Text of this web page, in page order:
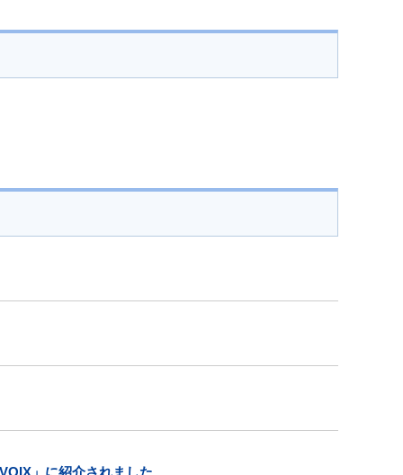
」に紹介されました